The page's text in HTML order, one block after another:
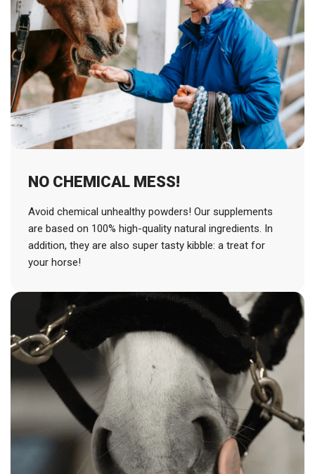
NO CHEMICAL MESS!
Avoid chemical unhealthy powders! Our supplements
are based on 100% high-quality natural ingredients. In
addition, they are also super tasty kibble: a treat for
your horse!